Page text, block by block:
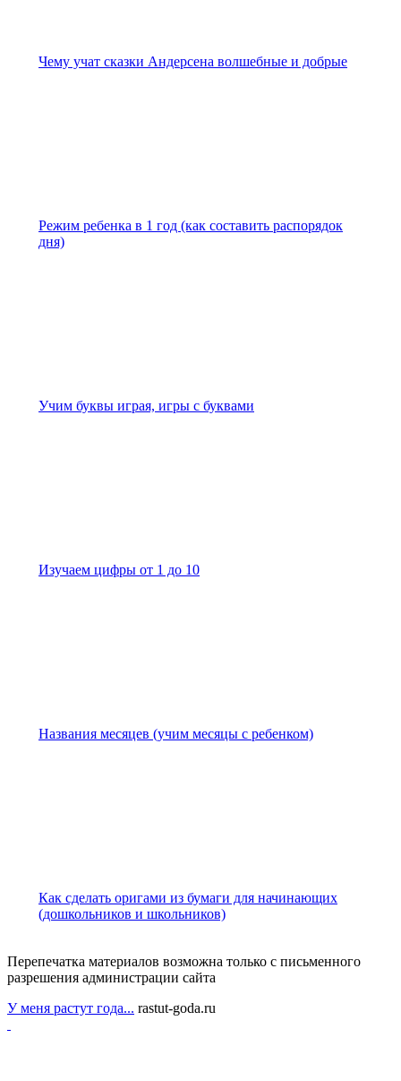
Чему учат сказки Андерсена волшебные и добрые
Режим ребенка в 1 год (как составить распорядок
дня)
Учим буквы играя, игры с буквами
Изучаем цифры от 1 до 10
Названия месяцев (учим месяцы с ребенком)
Как сделать оригами из бумаги для начинающих
(дошкольников и школьников)
Перепечатка материалов возможна только с письменного
разрешения администрации сайта
У меня растут года... rastut-goda.ru